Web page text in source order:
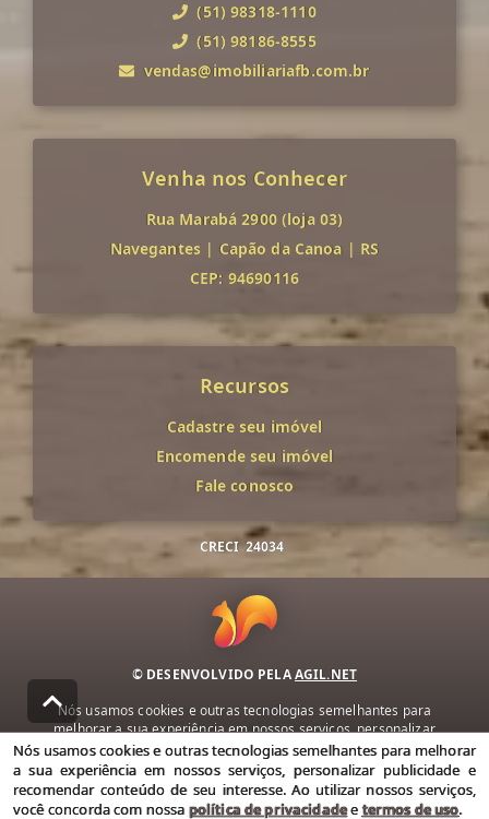
(51) 98318-1110
(51) 98186-8555
vendas@imobiliariafb.com.br
Venha nos Conhecer
Rua Marabá 2900 (loja 03)
Navegantes | Capão da Canoa | RS
CEP: 94690116
Recursos
Cadastre seu imóvel
Encomende seu imóvel
Fale conosco
CRECI 24034
© DESENVOLVIDO PELAAGIL.NET
Nós usamos cookies e outras tecnologias semelhantes para
melhorar a sua experiência em nossos serviços, personalizar
publicidade e recomendar conteúdo de seu interesse. Ao utilizar
nossos serviços, você concorda com nossa política de privacidade e
termos de uso.
Política de Privacidade Termos de uso
Nós usamos cookies e outras tecnologias semelhantes para melhorar
a sua experiência em nossos serviços, personalizar publicidade e
recomendar conteúdo de seu interesse. Ao utilizar nossos serviços,
você concorda com nossa política de privacidadeetermos de uso.